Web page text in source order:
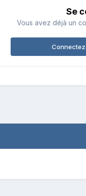
Se
Vous avez déjà un